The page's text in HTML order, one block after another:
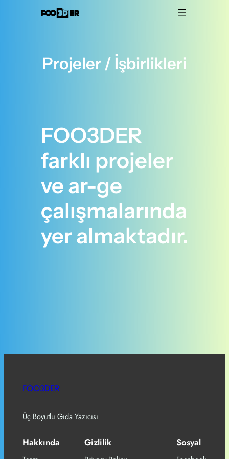
Projeler / İşbirlikleri
FOO3DER
farklı projeler
ve ar-ge
çalışmalarında
yer almaktadır.
FOO3DER
Üç Boyutlu Gıda Yazıcısı
Hakkında Gizlilik Sosyal